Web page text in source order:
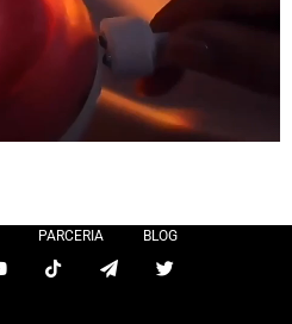
PARCERIA BLOG